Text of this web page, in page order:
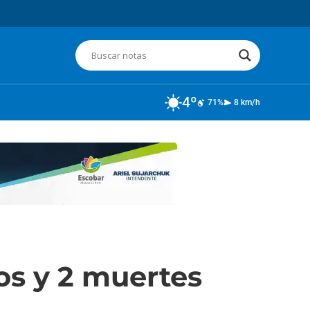
4º 71% 8 km/h
y 2 muertes